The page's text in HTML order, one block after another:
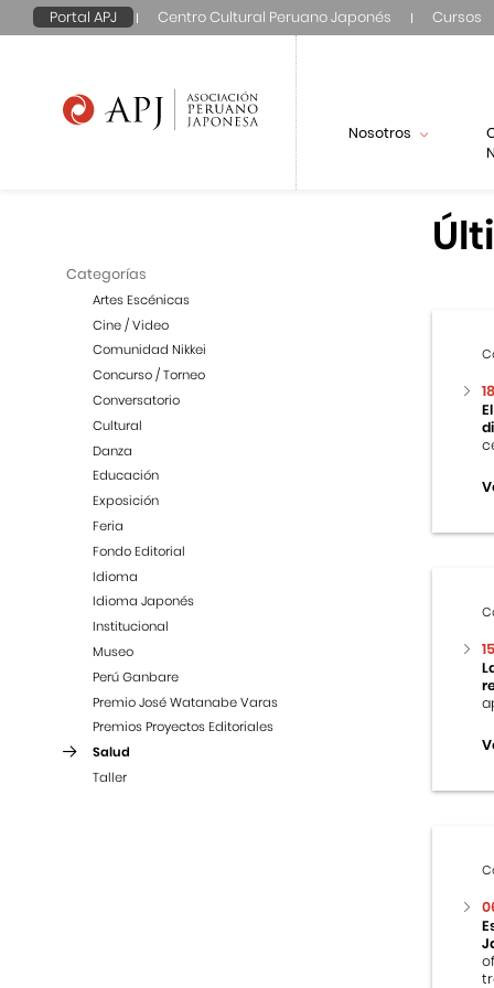
Portal APJ Centro Cultural Peruano Japonés Cursos
Nosotros
Categorías
Artes Escénicas
Cine / Video
Comunidad Nikkei
Concurso / Torneo
Conversatorio
Cultural
Danza
Educación
Exposición
Feria
Fondo Editorial
Idioma
Idioma Japonés
Institucional
Museo
Perú Ganbare
Premio José Watanabe Varas
Premios Proyectos Editoriales
Salud
Taller